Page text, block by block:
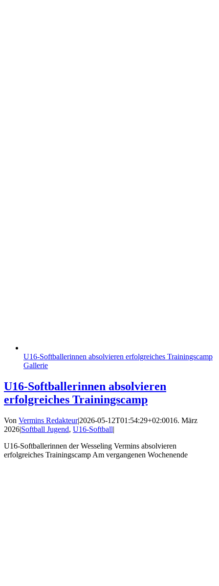
U16-Softballerinnen absolvieren erfolgreiches Trainingscamp
Gallerie
U16-Softballerinnen absolvieren
erfolgreiches Trainingscamp
Von Vermins Redakteur|2026-05-12T01:54:29+02:0016. März
2026|Softball Jugend, U16-Softball|
U16-Softballerinnen der Wesseling Vermins absolvieren
erfolgreiches Trainingscamp Am vergangenen Wochenende